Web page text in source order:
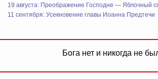
19 августа: Преображение Господне — Яблочный
11 сентября: Усекновение главы Иоанна Предтечи
Бога нет и никогда не